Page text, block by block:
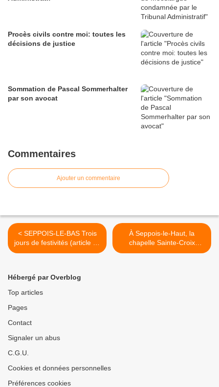
Procès civils contre moi: toutes les
décisions de justice
Sommation de Pascal Sommerhalter
par son avocat
Commentaires
Ajouter un commentaire
< SEPPOIS-LE-BAS Trois
jours de festivités (article du
journal L'Alsace du
À Seppois-le-Haut, la
chapelle Sainte-Croix
s’anime (article du journal
Hébergé par Overblog
Top articles
Pages
Contact
Signaler un abus
C.G.U.
Cookies et données personnelles
Préférences cookies